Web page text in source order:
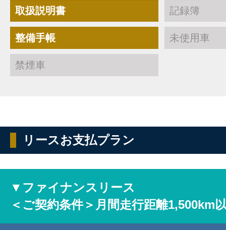
取扱説明書 記録簿
整備手帳 未使用車
禁煙車
リースお支払プラン
▼ファイナンスリース
＜ご契約条件＞月間走行距離1,500km